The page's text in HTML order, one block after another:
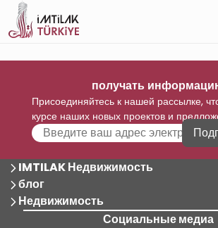
получать
Присоединяйтесь к нашей рассылке,
курсе наших новых проектов и
IMTILAK Недвижимость
блог
Недвижимость
Социальные медиа